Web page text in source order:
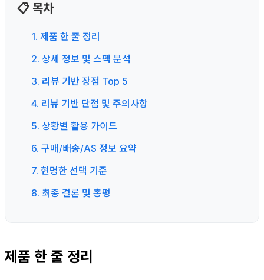
📋 목차
1. 제품 한 줄 정리
2. 상세 정보 및 스펙 분석
3. 리뷰 기반 장점 Top 5
4. 리뷰 기반 단점 및 주의사항
5. 상황별 활용 가이드
6. 구매/배송/AS 정보 요약
7. 현명한 선택 기준
8. 최종 결론 및 총평
제품 한 줄 정리